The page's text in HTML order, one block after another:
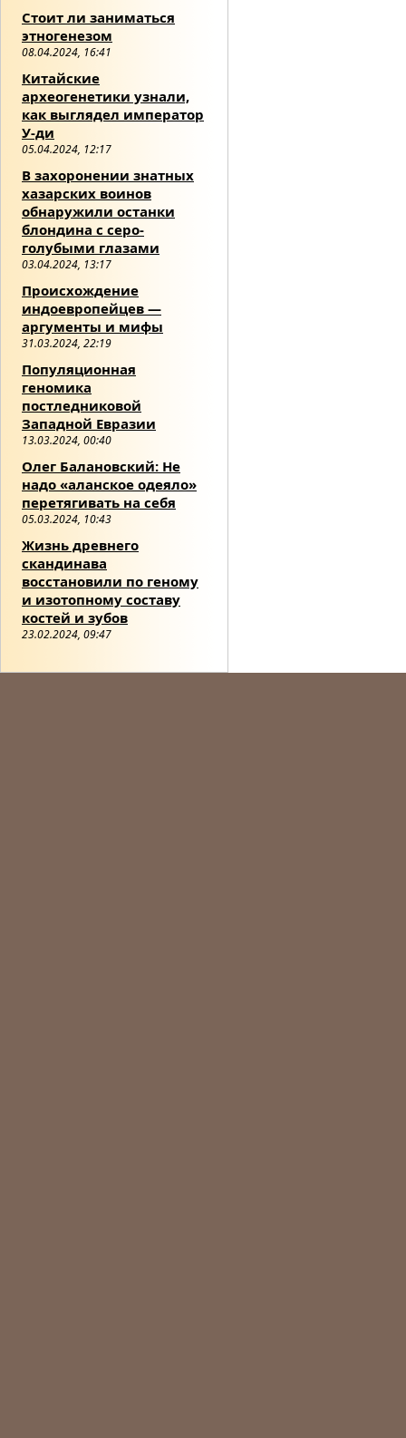
Стоит ли заниматься
этногенезом
08.04.2024, 16:41
Китайские
археогенетики узнали,
как выглядел император
У-ди
05.04.2024, 12:17
В захоронении знатных
хазарских воинов
обнаружили останки
блондина с серо-
голубыми глазами
03.04.2024, 13:17
Происхождение
индоевропейцев —
аргументы и мифы
31.03.2024, 22:19
Популяционная
геномика
постледниковой
Западной Евразии
13.03.2024, 00:40
Олег Балановский: Не
надо «аланское одеяло»
перетягивать на себя
05.03.2024, 10:43
Жизнь древнего
скандинава
восстановили по геному
и изотопному составу
костей и зубов
23.02.2024, 09:47